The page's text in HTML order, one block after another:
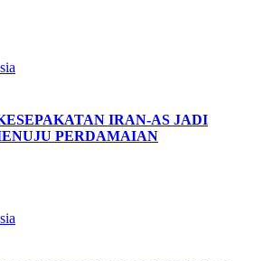
IRAN-AS JADI
PERDAMAIAN